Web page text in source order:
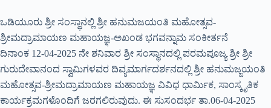
ಒಡಿಯೂರು ಶ್ರೀ ಸಂಸ್ಥಾನಲ್ಲಿ ಶ್ರೀ ಹನುಮಜಯಂತಿ ಮಹೋತ್ಸವ-
ಶ್ರೀಮದ್ರಾಮಾಯಣ ಮಹಾಯಜ್ಞ-ಅಖಂಡ ಭಗವನ್ನಾಮ ಸಂಕೀರ್ತನೆ
ದಿನಾಂಕ 12-04-2025 ನೇ ಶನಿವಾರ ಶ್ರೀ ಸಂಸ್ಥಾನದಲ್ಲಿ ಪರಮಪೂಜ್ಯ ಶ್ರೀ ಶ್ರೀ
ಗುರುದೇವಾನಂದ ಸ್ವಾಮಿಗಳವರ ದಿವ್ಯಮಾರ್ಗದರ್ಶನದಲ್ಲಿ ಶ್ರೀ ಹನುಮಜ್ಜಯಂತಿ
ಮಹೋತ್ಸವ-ಶ್ರೀಮದ್ರಾಮಾಯಣ ಮಹಾಯಜ್ಞ ವಿವಿಧ ಧಾರ್ಮಿಕ, ಸಾಂಸ್ಕೃತಿಕ
ಕಾರ್ಯಕ್ರಮಗಳೊಂದಿಗೆ ಜರಗಲಿರುವುದು. ಈ ಸುಸಂದರ್ಭ ತಾ.06-04-2025